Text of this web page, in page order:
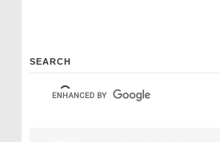
SEARCH